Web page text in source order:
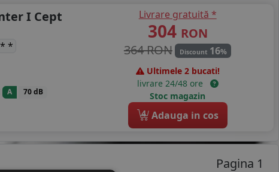
I Cept
* *
A 70 dB
Livrare gratuită *
304 RON
364 RON
Discount 16%
Ultimele 2 bucati!
livrare 24/48 ore
Stoc magazin
4 Adauga in cos
Pagina 1